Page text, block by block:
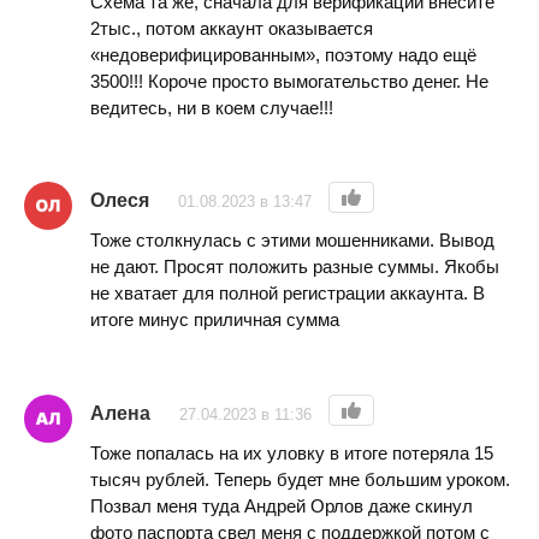
2тыс., потом аккаунт оказывается
«недоверифицированным», поэтому надо ещё
3500!!! Короче просто вымогательство денег. Не
ведитесь, ни в коем случае!!!
Олеся 01.08.2023 в 13:47
Тоже столкнулась с этими мошенниками. Вывод
не дают. Просят положить разные суммы. Якобы
не хватает для полной регистрации аккаунта. В
итоге минус приличная сумма
Алена 27.04.2023 в 11:36
Тоже попалась на их уловку в итоге потеряла 15
тысяч рублей. Теперь будет мне большим уроком.
Позвал меня туда Андрей Орлов даже скинул
фото паспорта свел меня с поддержкой потом с